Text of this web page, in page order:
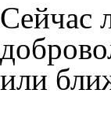
Сейчас
или